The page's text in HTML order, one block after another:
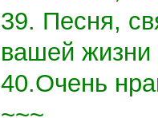
39. Песня,
вашей
40.Очень